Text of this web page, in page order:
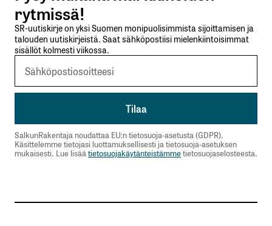
rytmissä!
SR-uutiskirje on yksi Suomen monipuolisimmista sijoittamisen ja
talouden uutiskirjeistä. Saat sähköpostiisi mielenkiintoisimmat
sisällöt kolmesti viikossa.
SalkunRakentaja noudattaa EU:n tietosuoja-asetusta (GDPR).
Käsittelemme tietojasi luottamuksellisesti ja tietosuoja-asetuksen
mukaisesti. Lue lisää tietosuojakäytänteistämmetietosuojaselosteesta.